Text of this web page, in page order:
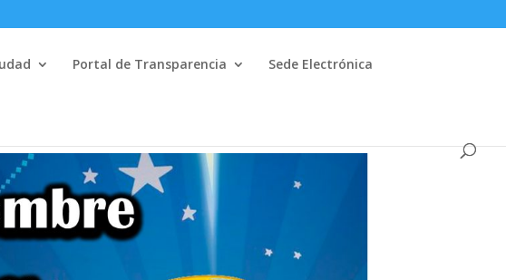
Portal de Transparencia Sede Electrónica